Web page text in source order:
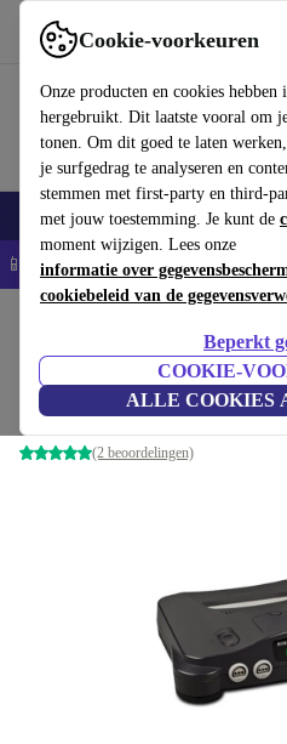
Cookie-voorkeuren
Onze producten en cookies hebben
hergebruikt. Dit laatste vooral om
tonen. Om dit goed te laten
je surfgedrag te analyseren en
stemmen met first-party en third-
met jouw toestemming. Je kunt de
moment wijzigen. Lees onze
informatie over
cookiebeleid van de
Beperkt
COOKIE-
ALLE COOKIES
Gebruik refurbed snel en eenvoudig
Smartphones Laptops Tablets
📱5% EXTRA korting op alle
Nintendo 64 | incl.
Zwart | Controller | Banjo-
(2 beoordelingen)